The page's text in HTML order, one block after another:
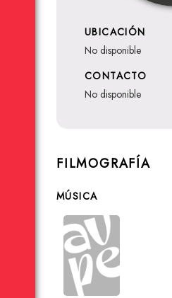
UBICACIÓN
no disponible
CONTACTO
no disponible
FILMOGRAFÍA
MÚSICA